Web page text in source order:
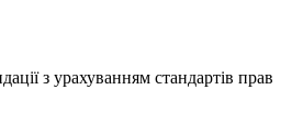
з урахуванням стандартів прав